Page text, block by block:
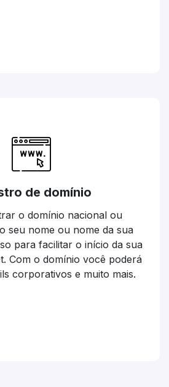
de domínio
o domínio nacional ou
seu nome ou nome da sua
para facilitar o início da sua
Com o domínio você poderá
corporativos e muito mais.